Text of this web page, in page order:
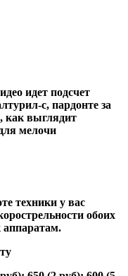
идет подсчет
с, пардонте за
как выглядит
мелочи
техники у вас
обоих
аппаратам.